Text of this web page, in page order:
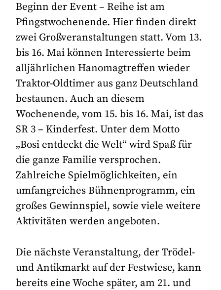
Beginn der Event – Reihe ist am
Pfingstwochenende. Hier finden direkt
zwei Großveranstaltungen statt. Vom 13.
bis 16. Mai können Interessierte beim
alljährlichen Hanomagtreffen wieder
Traktor-Oldtimer aus ganz Deutschland
bestaunen. Auch an diesem
Wochenende, vom 15. bis 16. Mai, ist das
SR 3 – Kinderfest. Unter dem Motto
„Bosi entdeckt die Welt“ wird Spaß für
die ganze Familie versprochen.
Zahlreiche Spielmöglichkeiten, ein
umfangreiches Bühnenprogramm, ein
großes Gewinnspiel, sowie viele weitere
Aktivitäten werden angeboten.
Die nächste Veranstaltung, der Trödel-
und Antikmarkt auf der Festwiese, kann
bereits eine Woche später, am 21. und